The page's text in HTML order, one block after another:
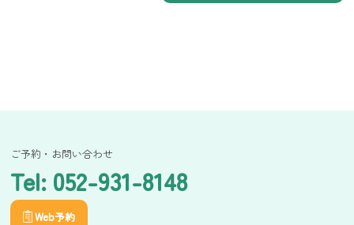
ご予約・お問い合わせ
Tel: 052-931-8148
Web予約